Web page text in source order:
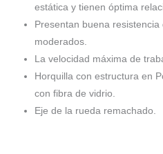
estática y tienen óptima
Presentan buena
moderados.
La velocidad máxima de
Horquilla con estructura en
con fibra de vidrio.
Eje de la rueda remachado.